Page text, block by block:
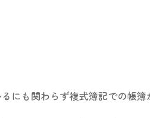
にも関わらず複式簿記での帳簿